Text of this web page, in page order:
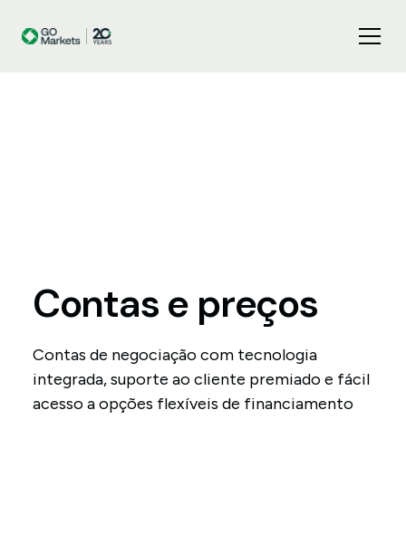
Contas e preços
Contas de negociação com tecnologia
integrada, suporte ao cliente premiado e fácil
acesso a opções flexíveis de financiamento